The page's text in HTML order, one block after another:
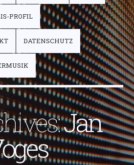
PROFIL
DATENSCHUTZ
Jan